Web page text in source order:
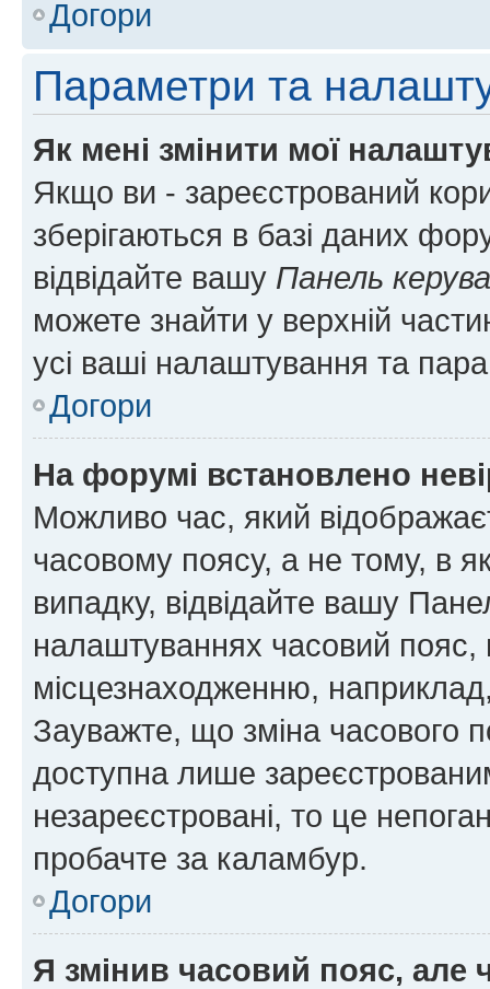
Догори
Параметри та
Як мені змінити мої
Якщо ви - зареєстрований
зберігаються в базі даних
відвідайте вашу Панель
можете знайти у верхній
усі ваші налаштування та
Догори
На форумі встановлено
Можливо час, який
часовому поясу, а не тому, в
випадку, відвідайте вашу
налаштуваннях часовий пояс,
місцезнаходженню,
Зауважте, що зміна часового
доступна лише
незареєстровані, то це
пробачте за каламбур.
Догори
Я змінив часовий пояс, але